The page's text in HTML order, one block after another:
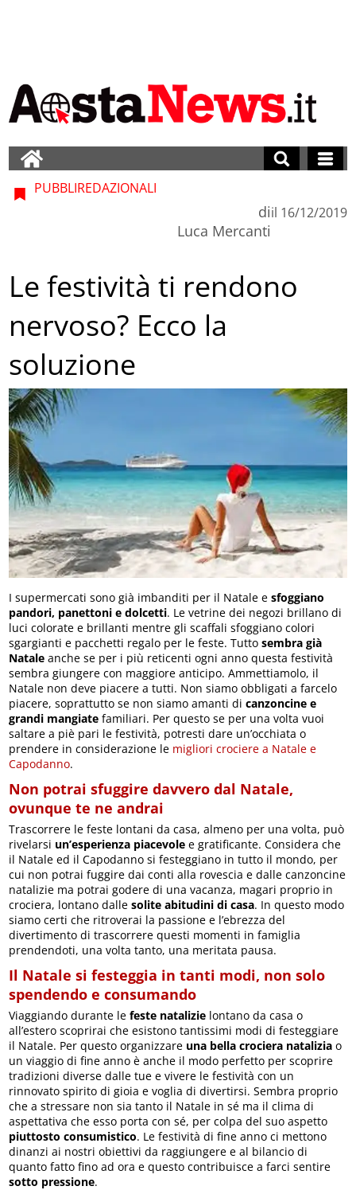
PUBBLIREDAZIONALI
di
Luca Mercanti
il 16/12/2019
Le festività ti rendono
nervoso? Ecco la
soluzione
I supermercati sono già imbanditi per il Natale esfoggiano
pandori, panettoni e dolcetti. Le vetrine dei negozi brillano di
luci colorate e brillanti mentre gli scaffali sfoggiano colori
sgargianti e pacchetti regalo per le feste. Tuttosembra già
Natale anche se per i più reticenti ogni anno questa festività
sembra giungere con maggiore anticipo. Ammettiamolo, il
Natale non deve piacere a tutti. Non siamo obbligati a farcelo
piacere, soprattutto se non siamo amanti dicanzoncine e
grandi mangiate familiari. Per questo se per una volta vuoi
saltare a piè pari le festività, potresti dare un’occhiata o
prendere in considerazione le migliori crociere a Natale e
Capodanno.
Non potrai sfuggire davvero dal Natale,
ovunque te ne andrai
Trascorrere le feste lontani da casa, almeno per una volta, può
rivelarsi un’esperienza piacevole e gratificante. Considera che
il Natale ed il Capodanno si festeggiano in tutto il mondo, per
cui non potrai fuggire dai conti alla rovescia e dalle canzoncine
natalizie ma potrai godere di una vacanza, magari proprio in
crociera, lontano dallesolite abitudini di casa. In questo modo
siamo certi che ritroverai la passione e l’ebrezza del
divertimento di trascorrere questi momenti in famiglia
prendendoti, una volta tanto, una meritata pausa.
Il Natale si festeggia in tanti modi, non solo
spendendo e consumando
Viaggiando durante lefeste natalizie lontano da casa o
all’estero scoprirai che esistono tantissimi modi di festeggiare
il Natale. Per questo organizzare una bella crociera natalizia o
un viaggio di fine anno è anche il modo perfetto per scoprire
tradizioni diverse dalle tue e vivere le festività con un
rinnovato spirito di gioia e voglia di divertirsi. Sembra proprio
che a stressare non sia tanto il Natale in sé ma il clima di
aspettativa che esso porta con sé, per colpa del suo aspetto
piuttosto consumistico. Le festività di fine anno ci mettono
dinanzi ai nostri obiettivi da raggiungere e al bilancio di
quanto fatto fino ad ora e questo contribuisce a farci sentire
sotto pressione.